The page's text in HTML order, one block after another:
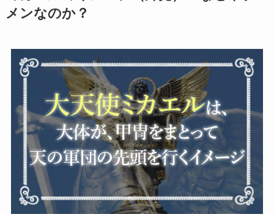
メンなのか？